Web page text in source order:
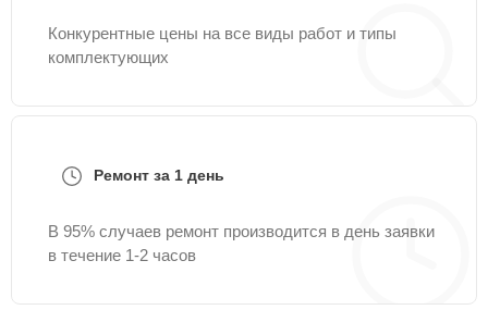
Конкурентные цены на все виды работ и типы
комплектующих
Ремонт за 1 день
В 95% случаев ремонт производится в день заявки
в течение 1-2 часов